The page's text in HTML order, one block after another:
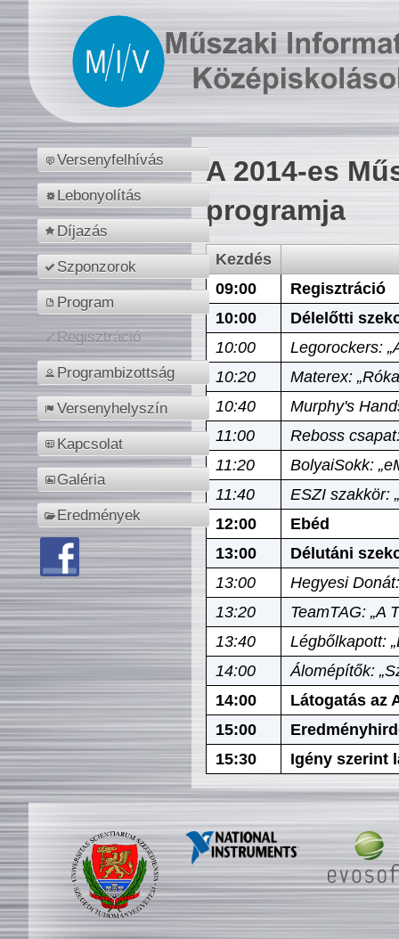
Versenyfelhívás
Lebonyolítás
Díjazás
Szponzorok
Program
Regisztráció
Programbizottság
Versenyhelyszín
Kapcsolat
Galéria
Eredmények
A 2014-es
programja
Kezdés
09:00
Regisztráció
10:00
Délelőtti
10:00
Legorockers:
10:20
Materex:
10:40
Murphy's
11:00
Reboss
11:20
BolyaiSokk:
11:40
ESZI szakkör:
12:00
Ebéd
13:00
Délutáni
13:00
Hegyesi
13:20
TeamTAG: „A
13:40
Légbőlkapott:
14:00
Álomépítők:
14:00
Látogatás az
15:00
15:30
Igény szerint